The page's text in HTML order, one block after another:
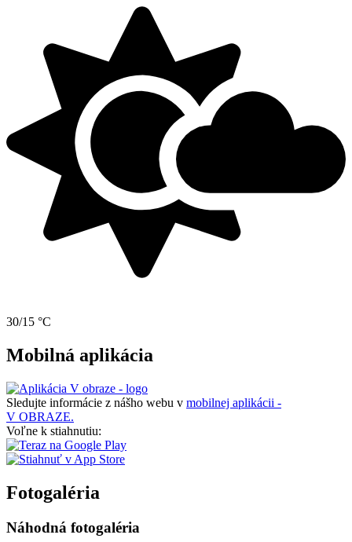
30/15 °C
Mobilná aplikácia
Sledujte informácie z nášho webu v mobilnej aplikácii -
V OBRAZE.
Voľne k stiahnutiu:
Fotogaléria
Náhodná fotogaléria